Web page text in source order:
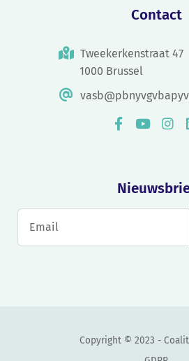
Contact
Tweekerkenstraat 47
1000 Brussel
Copyright © 2023 -